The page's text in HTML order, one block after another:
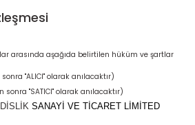
arasında aşağıda belirtilen hüküm ve şartlar
"ALICI" olarak anılacaktır)
sonra "SATICI" olarak anılacaktır)
SANAYİ VE TİCARET LİMİTED